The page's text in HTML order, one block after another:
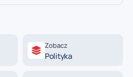
Zobacz
Polityka